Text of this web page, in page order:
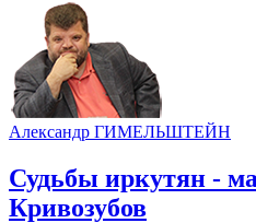
Александр ГИМЕЛЬШТЕЙН
Судьбы иркутян -
Кривозубов